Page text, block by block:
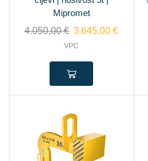
Mipromet
4.050,00€ 3.645,00€
VPC